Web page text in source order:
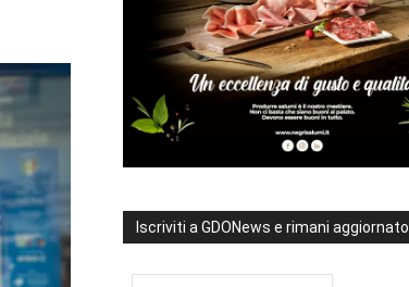
Iscriviti a GDONews e rimani aggiornato